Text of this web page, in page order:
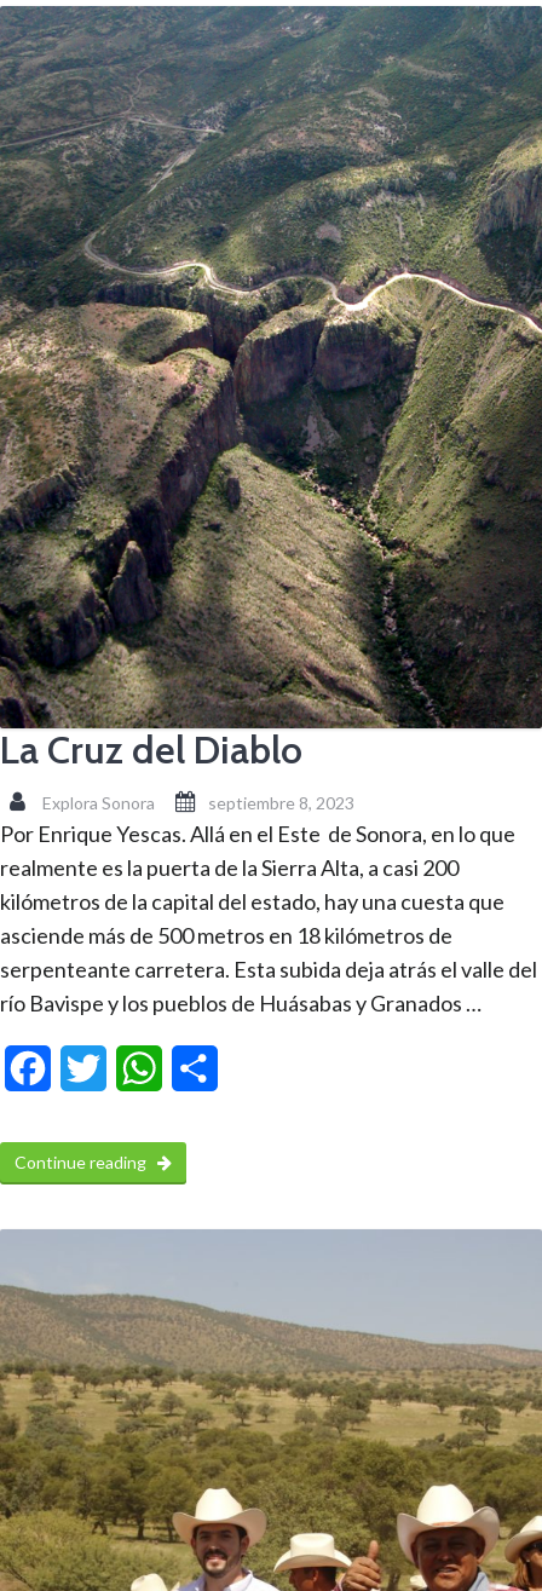
La Cruz del Diablo
Explora Sonora septiembre 8, 2023
Por Enrique Yescas. Allá en el Este de Sonora, en lo que
realmente es la puerta de la Sierra Alta, a casi 200
kilómetros de la capital del estado, hay una cuesta que
asciende más de 500 metros en 18 kilómetros de
serpenteante carretera. Esta subida deja atrás el valle del
río Bavispe y los pueblos de Huásabas y Granados …
FacebookTwitter WhatsApp
Continue reading